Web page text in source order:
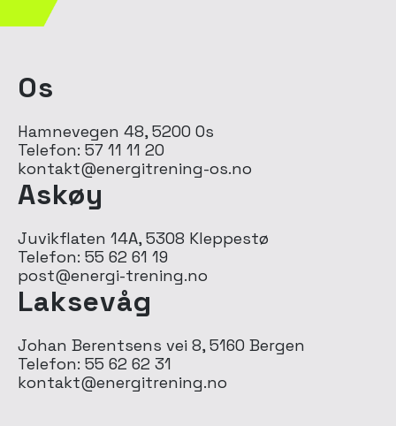
Os
Hamnevegen 48, 5200 Os
Telefon: 57 11 11 20
kontakt@energitrening-os.no
Askøy
Juvikflaten 14A, 5308 Kleppestø
Telefon: 55 62 61 19
post@energi-trening.no
Laksevåg
Johan Berentsens vei 8, 5160 Bergen
Telefon: 55 62 62 31
kontakt@energitrening.no